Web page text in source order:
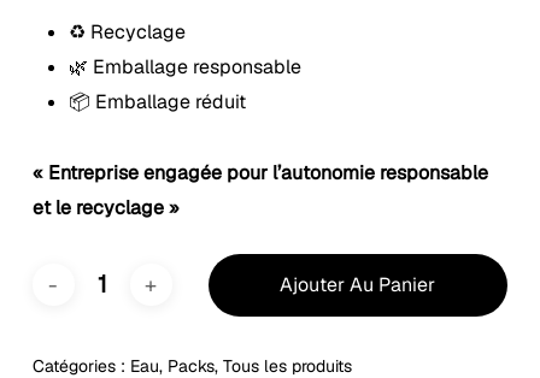
♻️ Recyclage
🌿 Emballage responsable
📦 Emballage réduit
« Entreprise engagée pour l’autonomie responsable
et le recyclage »
Ajouter Au Panier
Catégories : Eau, Packs, Tous les produits